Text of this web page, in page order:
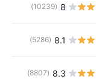
8
(10239)
8.1
(5286)
8.3
(8807)